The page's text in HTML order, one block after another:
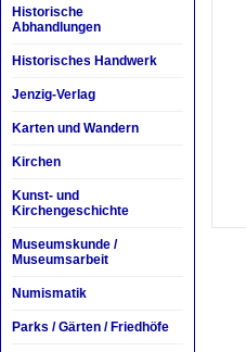
Historische
Abhandlungen
Historisches Handwerk
Jenzig-Verlag
Karten und Wandern
Kirchen
Kunst- und
Kirchengeschichte
Museumskunde /
Museumsarbeit
Numismatik
Parks / Gärten / Friedhöfe